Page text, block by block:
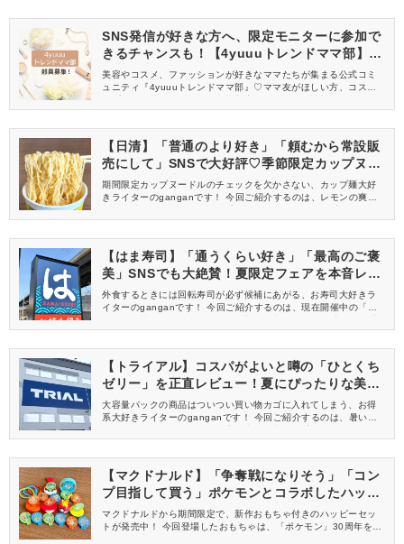
SNS発信が好きな方へ、限定モニターに参加で
きるチャンスも！【4yuuuトレンドママ部】部
員募集中
美容やコスメ、ファッションが好きなママたちが集まる公式コミ
ュニティ『4yuuuトレンドママ部』♡ママ友がほしい方、コスメサ
信してくれる方を募集しています！
【日清】「普通のより好き」「頼むから常設販
売にして」SNSで大好評♡季節限定カップヌー
ドルが発売中！
期間限定カップヌードルのチェックを欠かさない、カップ麺大好
きライターのganganです！ 今回ご紹介するのは、レモンの爽や
てみたので、気になる味をレビューします♪
【はま寿司】「通うくらい好き」「最高のご褒
美」SNSでも大絶賛！夏限定フェアを本音レビ
ューしてみた
外食するときには回転寿司が必ず候補にあがる、お寿司大好きラ
イターのganganです！ 今回ご紹介するのは、現在開催中の「は
で食べてみたので、気になる内容をレビューします♪
【トライアル】コスパがよいと噂の「ひとくち
ゼリー」を正直レビュー！夏にぴったりな美味
しさ
大容量パックの商品はついつい買い物カゴに入れてしまう、お得
系大好きライターのganganです！ 今回ご紹介するのは、暑い季
ので、気になる味をレビューします♪
【マクドナルド】「争奪戦になりそう」「コン
プ目指して買う」ポケモンとコラボしたハッピ
ーセットが登場！
マクドナルドから期間限定で、新作おもちゃ付きのハッピーセッ
トが発売中！ 今回登場したおもちゃは、「ポケモン」30周年を記